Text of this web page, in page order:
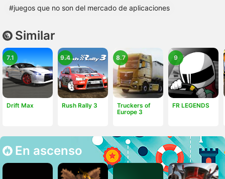
#juegos que no son del mercado de aplicaciones
Similar
Drift Max
7.1
Rush Rally 3
9.4
Truckers of
Europe 3
8.7
FR LEGENDS
9
En ascenso